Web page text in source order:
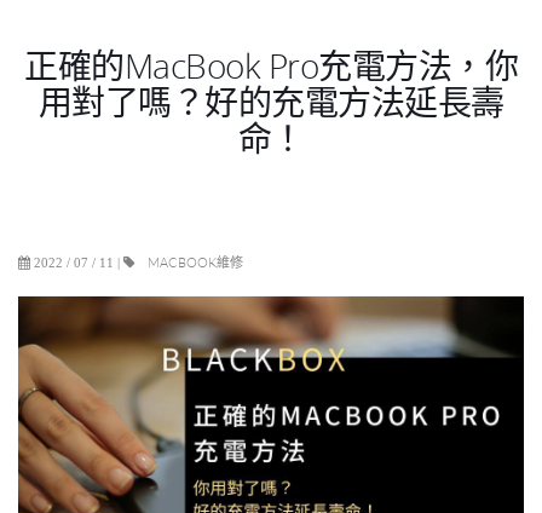
正確的MacBook Pro充電方法，你
用對了嗎？好的充電方法延長壽
命！
2022 / 07 / 11 | MACBOOK維修